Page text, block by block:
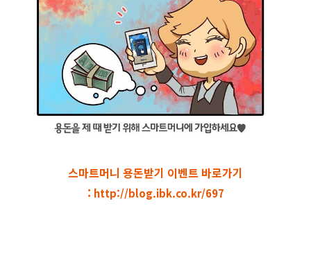
스마트머니 용돈받기 이벤트 바로가기
: http://blog.ibk.co.kr/697